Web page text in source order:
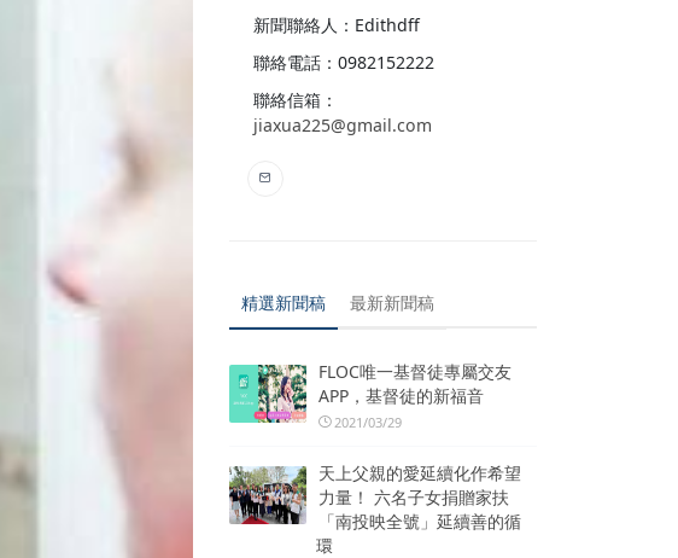
新聞聯絡人：Edithdff
聯絡電話：0982152222
聯絡信箱：
jiaxua225@gmail.com
精選新聞稿 最新新聞稿
FLOC唯一基督徒專屬交友
APP，基督徒的新福音
2021/03/29
天上父親的愛延續化作希望
力量！ 六名子女捐贈家扶
「南投映全號」延續善的循
環